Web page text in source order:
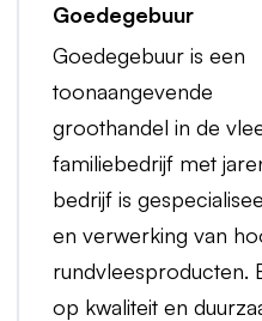
Goedegebuur
Goedegebuur is een
toonaangevende
groothandel in de
familiebedrijf met
bedrijf is
en verwerking van
rundvleesproducten.
op kwaliteit en